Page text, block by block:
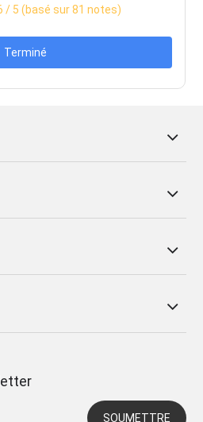
/ 5 (basé sur81 notes)
Terminé
SOUMETTRE